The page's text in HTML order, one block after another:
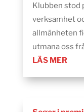
Klubben stod
verksamhet
allmänheten
utmana oss
LÄS MER